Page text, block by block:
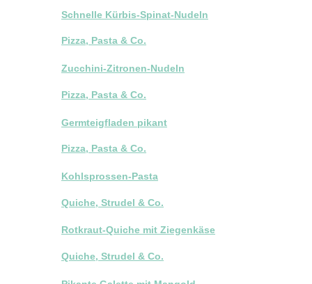
Schnelle Kürbis-Spinat-Nudeln
Pizza, Pasta & Co.
Zucchini-Zitronen-Nudeln
Pizza, Pasta & Co.
Germteigfladen pikant
Pizza, Pasta & Co.
Kohlsprossen-Pasta
Quiche, Strudel & Co.
Rotkraut-Quiche mit Ziegenkäse
Quiche, Strudel & Co.